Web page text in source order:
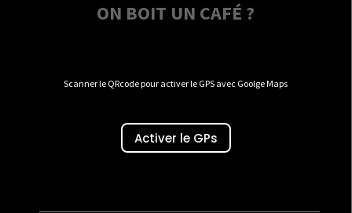
ON BOIT UN CAFÉ ?
Scanner le QRcode pour activer le GPS avec Goolge Maps
Activer le GPs